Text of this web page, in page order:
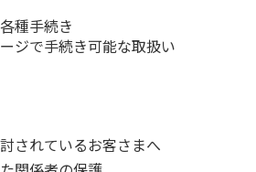
種手続き
ジで手続き可能な取扱い
されているお客さまへ